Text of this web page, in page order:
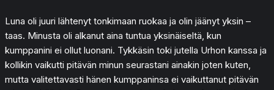
Luna oli juuri lähtenyt tonkimaan ruokaa ja olin jäänyt yksin –
taas. Minusta oli alkanut aina tuntua yksinäiseltä, kun
kumppanini ei ollut luonani. Tykkäsin toki jutella Urhon kanssa ja
kollikin vaikutti pitävän minun seurastani ainakin joten kuten,
mutta valitettavasti hänen kumppaninsa ei vaikuttanut pitävän